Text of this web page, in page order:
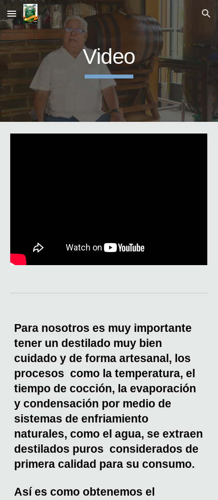
Skip to main content Skip to navigation
Video
Para nosotros es muy importante
tener un destilado muy bien
cuidado y de forma artesanal, los
procesos como la temperatura, el
tiempo de cocción, la evaporación
y condensación por medio de
sistemas de enfriamiento
naturales, como el agua, se extraen
destilados puros considerados de
primera calidad para su consumo.
Así es como obtenemos el